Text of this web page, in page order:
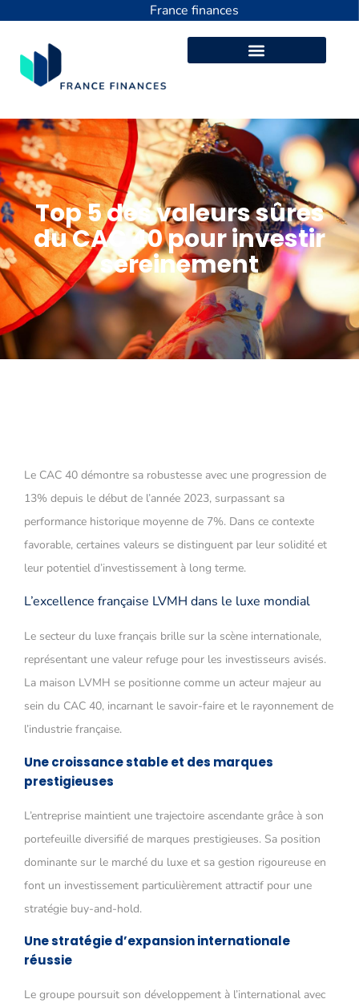
France finances
Top 5 des valeurs sûres
du CAC 40 pour investir
sereinement
Le CAC 40 démontre sa robustesse avec une progression de
13% depuis le début de l’année 2023, surpassant sa
performance historique moyenne de 7%. Dans ce contexte
favorable, certaines valeurs se distinguent par leur solidité et
leur potentiel d’investissement à long terme.
L’excellence française LVMH dans le luxe mondial
Le secteur du luxe français brille sur la scène internationale,
représentant une valeur refuge pour les investisseurs avisés.
La maison LVMH se positionne comme un acteur majeur au
sein du CAC 40, incarnant le savoir-faire et le rayonnement de
l’industrie française.
Une croissance stable et des marques
prestigieuses
L’entreprise maintient une trajectoire ascendante grâce à son
portefeuille diversifié de marques prestigieuses. Sa position
dominante sur le marché du luxe et sa gestion rigoureuse en
font un investissement particulièrement attractif pour une
stratégie buy-and-hold.
Une stratégie d’expansion internationale
réussie
Le groupe poursuit son développement à l’international avec